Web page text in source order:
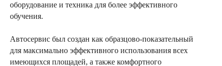
оборудование и техника для более эффективного
обучения.
Автосервис был создан как образцово-показательный
для максимально эффективного использования всех
имеющихся площадей, а также комфортного